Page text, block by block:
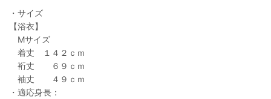
・サイズ
【浴衣】
Mサイズ
着丈 １４２ｃｍ
裄丈 ６９ｃｍ
袖丈 ４９ｃｍ
・適応身長：